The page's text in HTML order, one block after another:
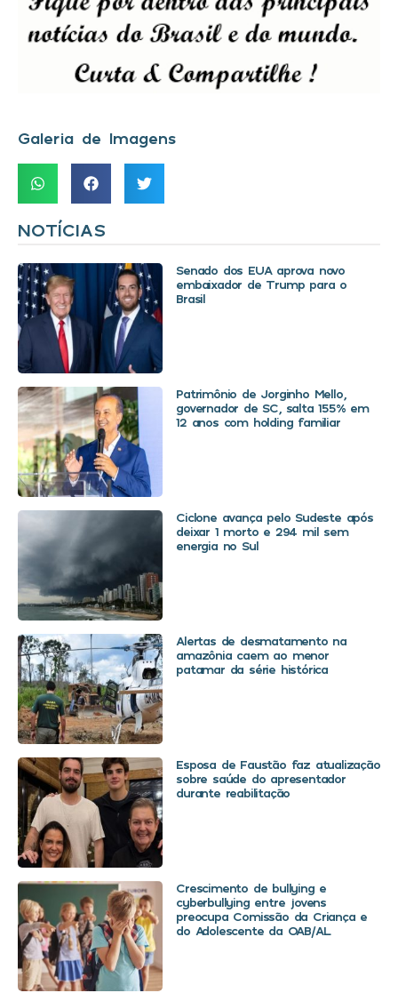
Galeria de Imagens
NOTÍCIAS
Senado dos EUA aprova novo
embaixador de Trump para o
Brasil
Patrimônio de Jorginho Mello,
governador de SC, salta 155% em
12 anos com holding familiar
Ciclone avança pelo Sudeste após
deixar 1 morto e 294 mil sem
energia no Sul
Alertas de desmatamento na
amazônia caem ao menor
patamar da série histórica
Esposa de Faustão faz atualização
sobre saúde do apresentador
durante reabilitação
Crescimento de bullying e
cyberbullying entre jovens
preocupa Comissão da Criança e
do Adolescente da OAB/AL